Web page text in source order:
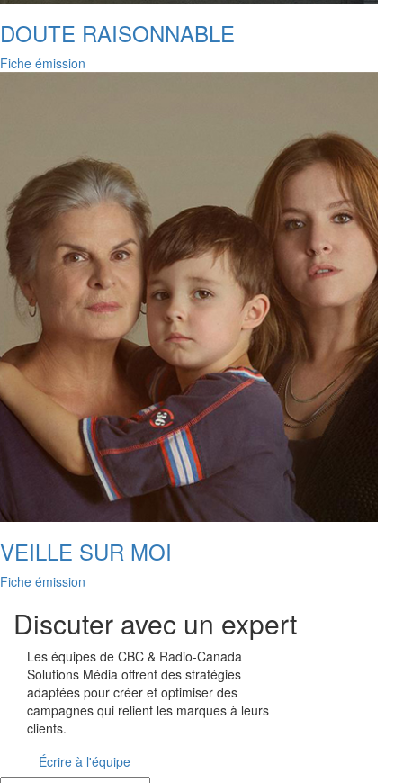
DOUTE RAISONNABLE
Fiche émission
VEILLE SUR MOI
Fiche émission
Discuter avec un expert
Les équipes de CBC & Radio-Canada
Solutions Média offrent des stratégies
adaptées pour créer et optimiser des
campagnes qui relient les marques à leurs
clients.
Écrire à l'équipe